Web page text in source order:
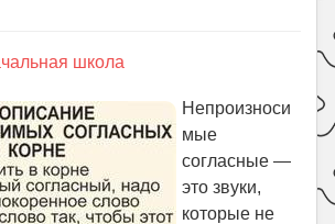
школа
Непроизноси
мые
согласные —
это звуки,
которые не